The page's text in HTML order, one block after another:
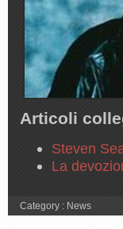
Articoli
Steven
La
Category : News